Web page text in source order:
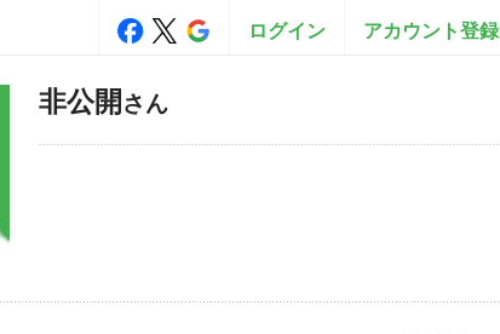
ログイン アカウント登録
非公開 さん